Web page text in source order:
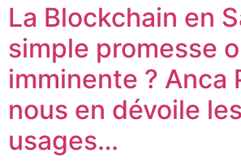
La Blockchain en
simple promesse
imminente ? Anca
nous en dévoile les
usages…